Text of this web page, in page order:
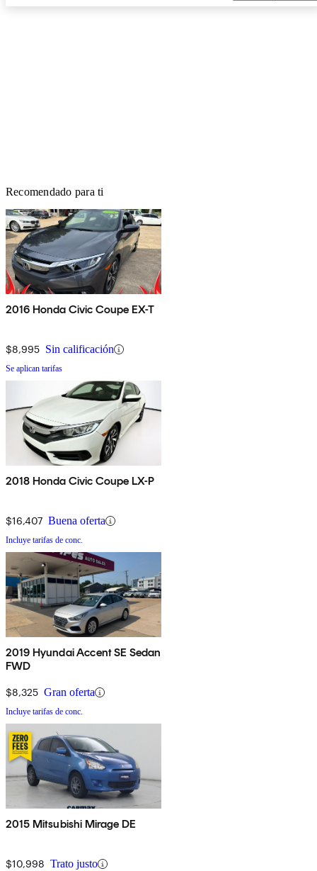
Recomendado para ti
2016 Honda Civic Coupe EX-T
$8,995 Sin calificación
Se aplican tarifas
2018 Honda Civic Coupe LX-P
$16,407 Buena oferta
Incluye tarifas de conc.
2019 Hyundai Accent SE Sedan
FWD
$8,325 Gran oferta
Incluye tarifas de conc.
2015 Mitsubishi Mirage DE
$10,998 Trato justo